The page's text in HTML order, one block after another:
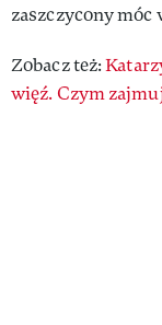
zaszczycony móc
Zobacz też:
więź. Czym